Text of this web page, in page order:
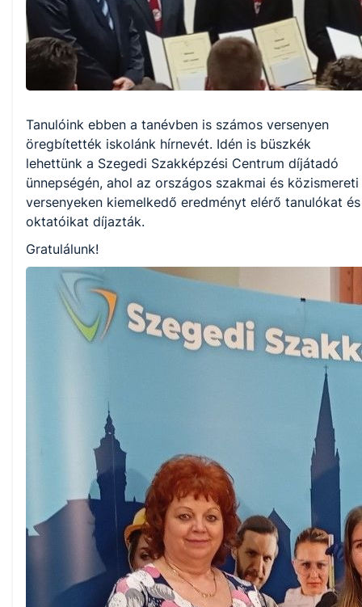
Tanulóink ebben a tanévben is számos versenyen
öregbítették iskolánk hírnevét. Idén is büszkék
lehettünk a Szegedi Szakképzési Centrum díjátadó
ünnepségén, ahol az országos szakmai és közismereti
versenyeken kiemelkedő eredményt elérő tanulókat és
oktatóikat díjazták.
Gratulálunk!